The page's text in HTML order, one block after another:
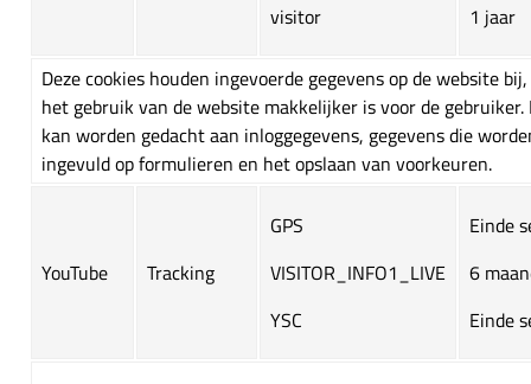
visitor
1 jaar
Deze cookies houden ingevoerde gegevens op de website
het gebruik van de website makkelijker is voor de
kan worden gedacht aan inloggegevens, gegevens die
ingevuld op formulieren en het opslaan van voorkeuren.
YouTube Tracking
GPS
VISITOR_INFO1_LIVE
YSC
Einde
6
Einde